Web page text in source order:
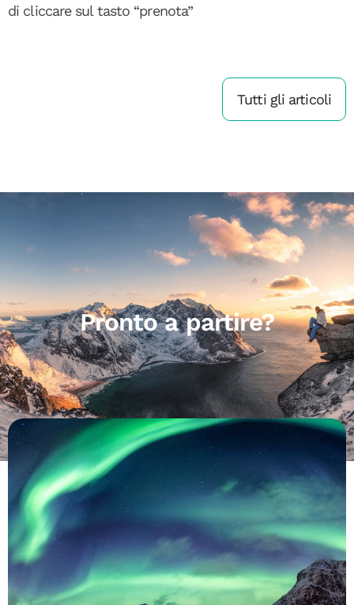
di cliccare sul tasto “prenota”
Tutti gli articoli
Pronto a partire?